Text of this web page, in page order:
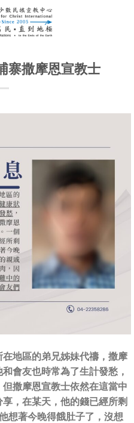
寨撒摩恩宣教士
地區的弟兄姊妹代禱，撒摩
會友也時常為了生計發愁，
撒摩恩宣教士依然在這當中
，在某天，他的錢已經所剩
想著今晚得餓肚子了，沒想